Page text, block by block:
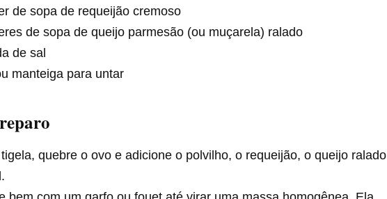
de sopa de requeijão cremoso
de sopa de queijo parmesão (ou muçarela) ralado
de sal
manteiga para untar
quebre o ovo e adicione o polvilho, o requeijão, o queijo ralado